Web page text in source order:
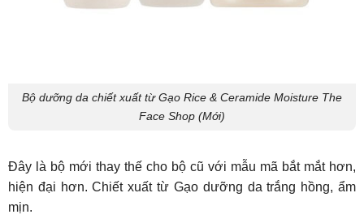
Bộ dưỡng da chiết xuất từ Gạo Rice & Ceramide Moisture The
Face Shop (Mới)
Đây là bộ mới thay thế cho bộ cũ với mẫu mã bắt mắt hơn,
hiện đại hơn. Chiết xuất từ Gạo dưỡng da trắng hồng, ẩm
mịn.